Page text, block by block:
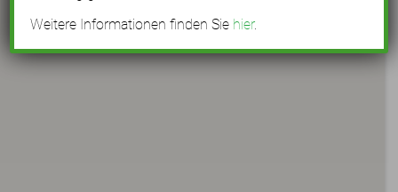
Weitere Informationen finden Sie hier.